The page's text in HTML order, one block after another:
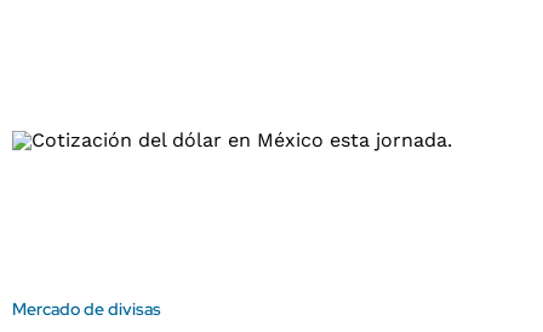
Mercado de divisas